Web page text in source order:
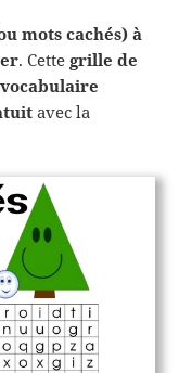
mots cachés) à
. Cettegrille de
avec la